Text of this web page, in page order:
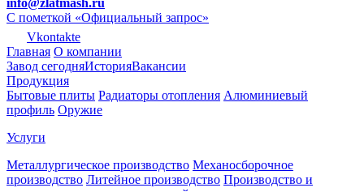
С пометкой «Официальный запрос»
Vkontakte
Главная О компании
Завод сегодняИсторияВакансии
Продукция
Бытовые плиты Радиаторы отопления Алюминиевый
профиль Оружие
Услуги
Металлургическое производство Механосборочное
производство Литейное производство Производство и